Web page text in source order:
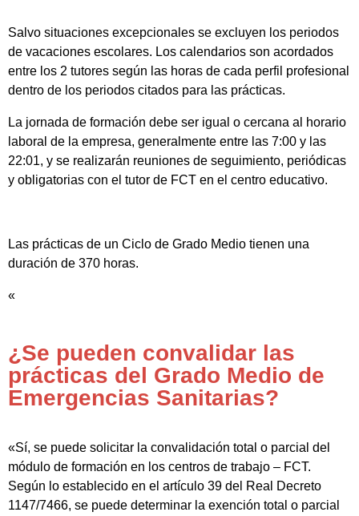
Salvo situaciones excepcionales se excluyen los periodos
de vacaciones escolares. Los calendarios son acordados
entre los 2 tutores según las horas de cada perfil profesional
dentro de los periodos citados para las prácticas.
La jornada de formación debe ser igual o cercana al horario
laboral de la empresa, generalmente entre las 7:00 y las
22:01, y se realizarán reuniones de seguimiento, periódicas
y obligatorias con el tutor de FCT en el centro educativo.
Las prácticas de un Ciclo de Grado Medio tienen una
duración de 370 horas.
«
¿Se pueden convalidar las
prácticas del Grado Medio de
Emergencias Sanitarias?
«Sí, se puede solicitar la convalidación total o parcial del
módulo de formación en los centros de trabajo – FCT.
Según lo establecido en el artículo 39 del Real Decreto
1147/7466, se puede determinar la exención total o parcial